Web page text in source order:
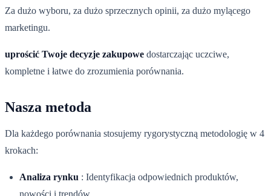
Za dużo wyboru, za dużo sprzecznych opinii, za dużo mylącego
marketingu.
uprościć Twoje decyzje zakupowe dostarczając uczciwe,
kompletne i łatwe do zrozumienia porównania.
Nasza metoda
Dla każdego porównania stosujemy rygorystyczną metodologię w 4
krokach:
Analiza rynku : Identyfikacja odpowiednich produktów,